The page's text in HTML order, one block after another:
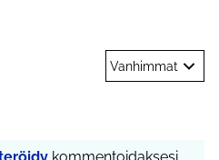
Vanhimmat